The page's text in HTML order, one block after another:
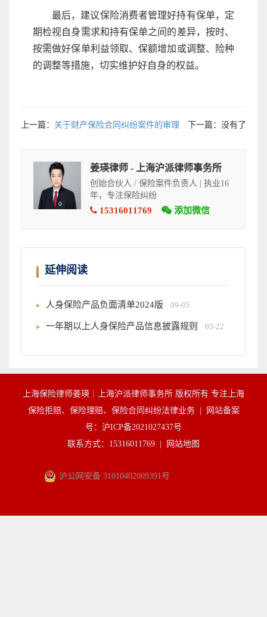
最后，建议保险消费者管理好持有保单，定
期检视自身需求和持有保单之间的差异，按时、
按需做好保单利益领取、保额增加或调整、险种
的调整等措施，切实维护好自身的权益。
上一篇： 关于财产保险合同纠纷案件的审理 下一篇：没有了
姜瑛律师 - 上海沪派律师事务所
创始合伙人 / 保险案件负责人 | 执业16
年，专注保险纠纷
15316011769 添加微信
延伸阅读
人身保险产品负面清单2024版 09-05
一年期以上人身保险产品信息披露规则 05-22
上海保险律师姜瑛｜上海沪派律师事务所 版权所有 专注上海
保险拒赔、保险理赔、保险合同纠纷法律业务 |
网站备案
号：沪ICP备2021027437号
联系方式：15316011769 |
网站地图
沪公网安备 31010402009391号